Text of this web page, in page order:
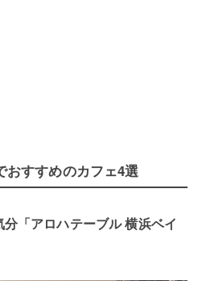
おすすめのカフェ4選
「アロハテーブル 横浜ベイ